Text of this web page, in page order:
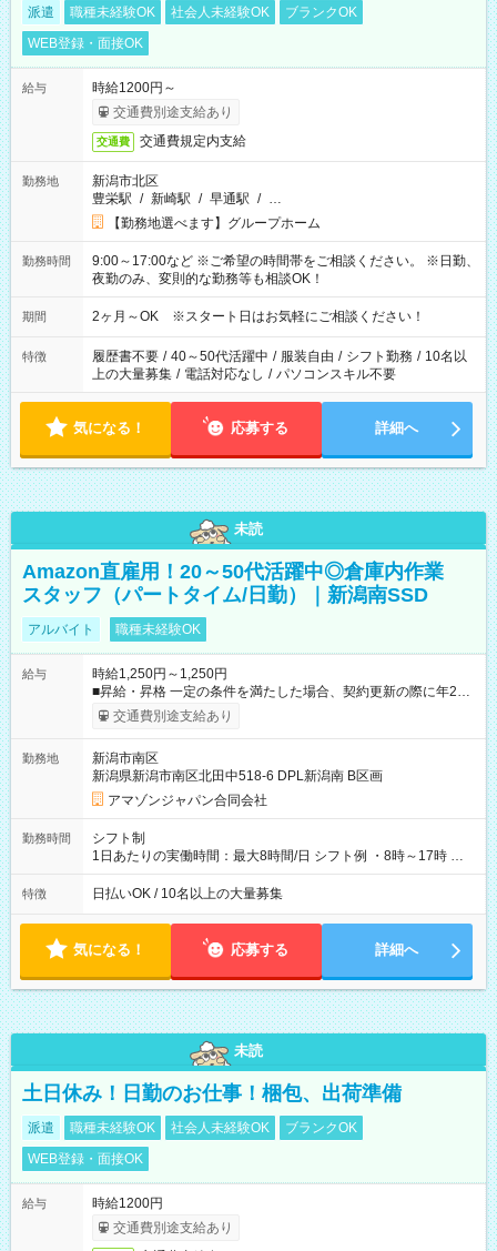
派遣 職種未経験OK 社会人未経験OK
ブランクOK
WEB登録・面接OK
給与
時給1200円～
交通費別途支給あり
交通費 交通費規定内支給
勤務地
新潟市北区
豊栄駅 / 新崎駅 / 早通駅 / …
【勤務地選べます】グループホーム
勤務時間
9:00～17:00など ※ご希望の時間帯をご相談ください。 ※日勤、
夜勤のみ、変則的な勤務等も相談OK！
期間 2ヶ月～OK ※スタート日はお気軽にご相談ください！
特徴 履歴書不要 / 40～50代活躍中 / 服装自由 / シフト勤務 / 10名以
上の大量募集 / 電話対応なし / パソコンスキル不要
気になる！ 応募する 詳細へ
未読
Amazon直雇用！20～50代活躍中◎倉庫内作業
スタッフ（パートタイム/日勤）｜新潟南SSD
アルバイト 職種未経験OK
給与
時給1,250円～1,250円
■昇給・昇格 一定の条件を満たした場合、契約更新の際に年2回
まで昇給の機会があります。 ■正社員登用制度あり ※月末締/翌
月25日支払い ※時間外手当、別途支給 ※深夜割増賃金 (22:00～
☆Amazon直雇用で安定して働けます！ 【試用期間】試用期間
あり 試用期間の長さ：1週間 雇用形態、給与は本採用時と同じ
です。
交通費別途支給あり
勤務地
新潟市南区
新潟県新潟市南区北田中518-6 DPL新潟南 B区画
アマゾンジャパン合同会社
勤務時間
シフト制
1日あたりの実働時間：最大8時間/日 シフト例 ・8時～17時 ・
12時～21時
特徴 日払いOK / 10名以上の大量募集
気になる！ 応募する 詳細へ
未読
土日休み！日勤のお仕事！梱包、出荷準備
派遣 職種未経験OK 社会人未経験OK
ブランクOK
WEB登録・面接OK
給与
時給1200円
交通費別途支給あり